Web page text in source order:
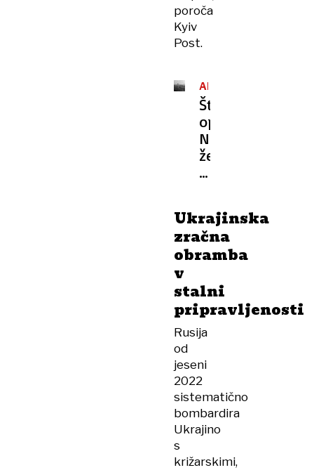
poroča
Kyiv
Post.
ANALIZA
Študija
opozarja:
NLP
že
desetletja
ameriškim
jedrskim
orožjem?
Ukrajinska
zračna
obramba
v
stalni
pripravljenosti
Rusija
od
jeseni
2022
sistematično
bombardira
Ukrajino
s
križarskimi,